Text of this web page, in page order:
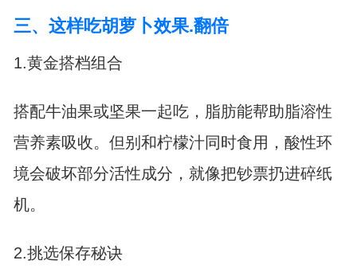
三、这样吃胡萝卜效果.翻倍
1.黄金搭档组合
搭配牛油果或坚果一起吃，脂肪能帮助脂溶性
营养素吸收。但别和柠檬汁同时食用，酸性环
境会破坏部分活性成分，就像把钞票扔进碎纸
机。
2.挑选保存秘诀